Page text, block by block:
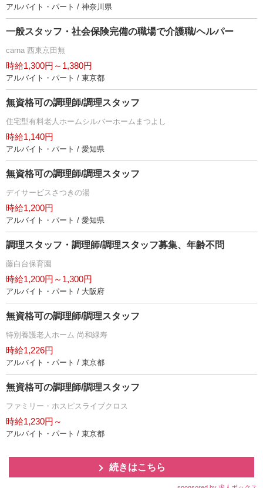
アルバイト・パート / 神奈川県
一般スタッフ・社会保険完備の職場で介護職/ヘルパー
carna 西東京田無
時給1,300円～1,380円
アルバイト・パート / 東京都
無資格可の調理師/調理スタッフ
住宅型有料老人ホームシルバーホームまつよし
時給1,140円
アルバイト・パート / 愛知県
無資格可の調理師/調理スタッフ
デイサービスさつきの湯
時給1,200円
アルバイト・パート / 愛知県
調理スタッフ・調理師/調理スタッフ募集、年齢不問
藤白台保育園
時給1,200円～1,300円
アルバイト・パート / 大阪府
無資格可の調理師/調理スタッフ
特別養護老人ホーム 尚和緑寿
時給1,226円
アルバイト・パート / 東京都
無資格可の調理師/調理スタッフ
ファミリー・ホスピスライブクロス
時給1,230円～
アルバイト・パート / 東京都
続きはこちら